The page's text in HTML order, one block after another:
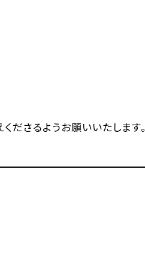
ださるようお願いいたします。